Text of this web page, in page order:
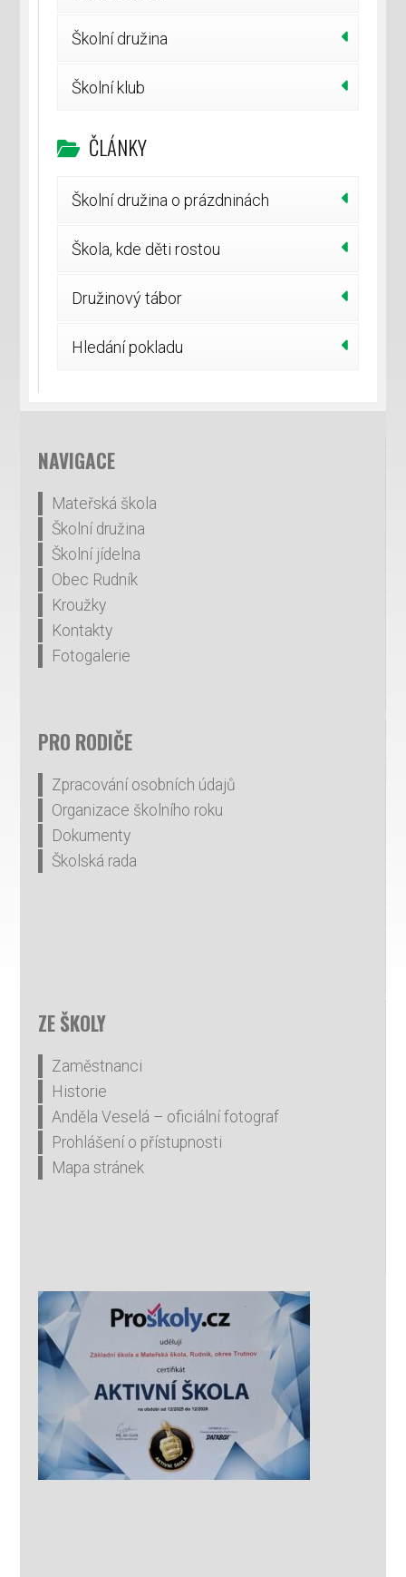
Školní družina
Školní klub
ČLÁNKY
Školní družina o prázdninách
Škola, kde děti rostou
Družinový tábor
Hledání pokladu
NAVIGACE
Mateřská škola
Školní družina
Školní jídelna
Obec Rudník
Kroužky
Kontakty
Fotogalerie
PRO RODIČE
Zpracování osobních údajů
Organizace školního roku
Dokumenty
Školská rada
ZE ŠKOLY
Zaměstnanci
Historie
Anděla Veselá – oficiální fotograf
Prohlášení o přístupnosti
Mapa stránek